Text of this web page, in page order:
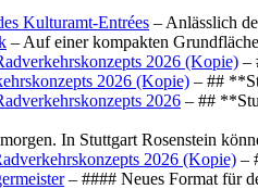
Kulturamt-Entrées – Anlässlich
– Auf einer kompakten
2026 (Kopie) –
2026 (Kopie) – ##
2026 – ##
In Stuttgart Rosenstein
2026 (Kopie) –
– #### Neues Format für